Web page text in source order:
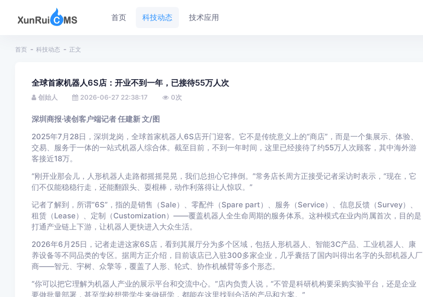
首页 科技动态 技术应用
首页 科技动态 正文
全球首家机器人6S店：开业不到一年，已接待55万人次
创始人 2026-06-27 22:38:17 0次
深圳商报·读创客户端记者 任建新 文/图
2025年7月28日，深圳龙岗，全球首家机器人6S店开门迎客。它不是传统意义上的“商店”，而是一个集展示、体验、
交易、服务于一体的一站式机器人综合体。截至目前，不到一年时间，这里已经接待了约55万人次顾客，其中海外游
客接近18万。
“刚开业那会儿，人形机器人走路都摇摇晃晃，我们总担心它摔倒。”常务店长周方正接受记者采访时表示，“现在，它
们不仅能稳稳行走，还能翻跟头、耍棍棒，动作利落得让人惊叹。”
记者了解到，所谓“6S”，指的是销售（Sale）、零配件（Spare part）、服务（Service）、信息反馈（Survey）、
租赁（Lease）、定制（Customization）——覆盖机器人全生命周期的服务体系。这种模式在业内尚属首次，目的是
打通产业链上下游，让机器人更快进入大众生活。
2026年6月25日，记者走进这家6S店，看到其展厅分为多个区域，包括人形机器人、智能3C产品、工业机器人、康
养设备等不同品类的专区。据周方正介绍，目前该店已入驻300多家企业，几乎囊括了国内叫得出名字的头部机器人厂
商——智元、宇树、众擎等，覆盖了人形、轮式、协作机械臂等多个形态。
“你可以把它理解为机器人产业的展示平台和交流中心。”店内负责人说，“不管是科研机构要采购实验平台，还是企业
要做批量部署，甚至学校想带学生来做研学，都能在这里找到合适的产品和方案。”